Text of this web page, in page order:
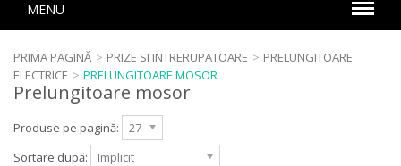
MENU
PRIMA PAGINĂ > PRIZE SI INTRERUPATOARE > PRELUNGITOARE
ELECTRICE > PRELUNGITOARE MOSOR
Prelungitoare mosor
Produse pe pagină:
27
Sortare după:
Implicit